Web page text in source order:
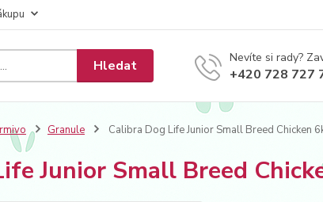
Hledat Nevíte si rady?
+420 728 727
Granule Calibra Dog Life Junior Small Breed Chicken
Junior Small Breed